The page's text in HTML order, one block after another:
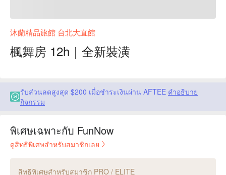
沐蘭精品旅館 台北大直館
楓舞房 12h｜全新裝潢
รับส่วนลดสูงสุด $200 เมื่อชำระเงินผ่าน AFTEE คำอธิบาย
กิจกรรม
พิเศษเฉพาะกับ FunNow
ดูสิทธิพิเศษสำหรับสมาชิกเลย
สิทธิพิเศษสำหรับสมาชิก PRO / ELITE